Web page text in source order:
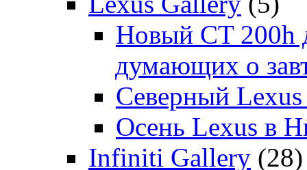
Новый CT 200h
думающих о
Северный Lexus
Осень Lexus в
Infiniti Gallery (28)